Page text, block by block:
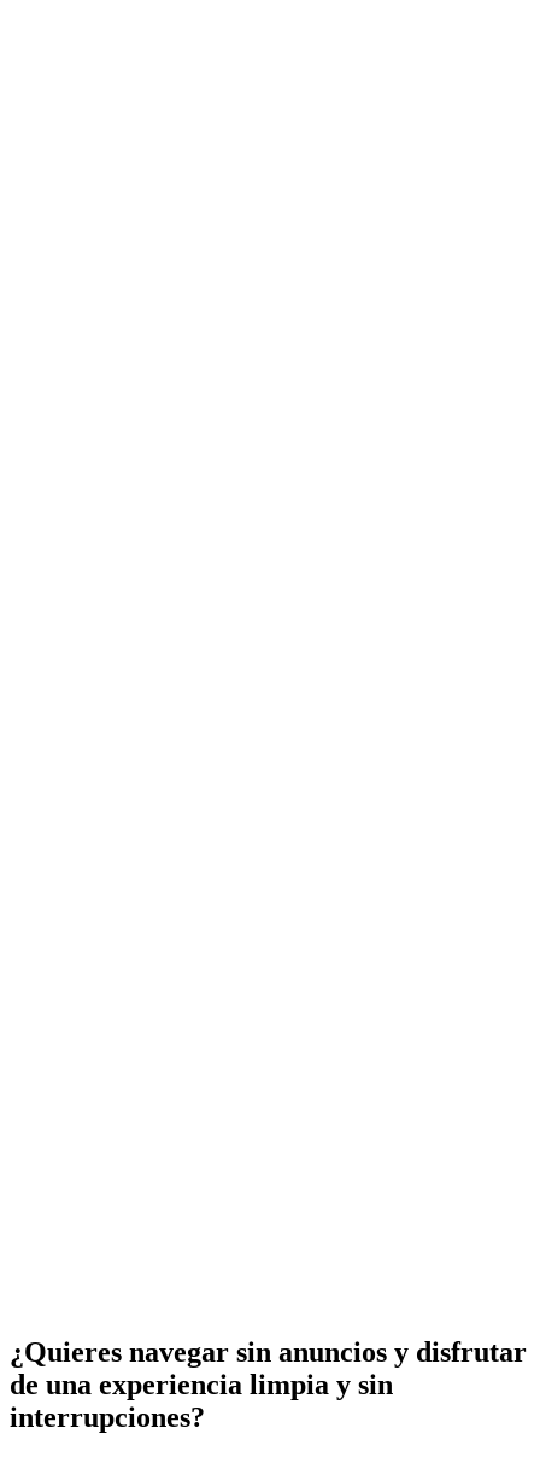
¿Quieres navegar sin anuncios y disfrutar
de una experiencia limpia y sin
interrupciones?